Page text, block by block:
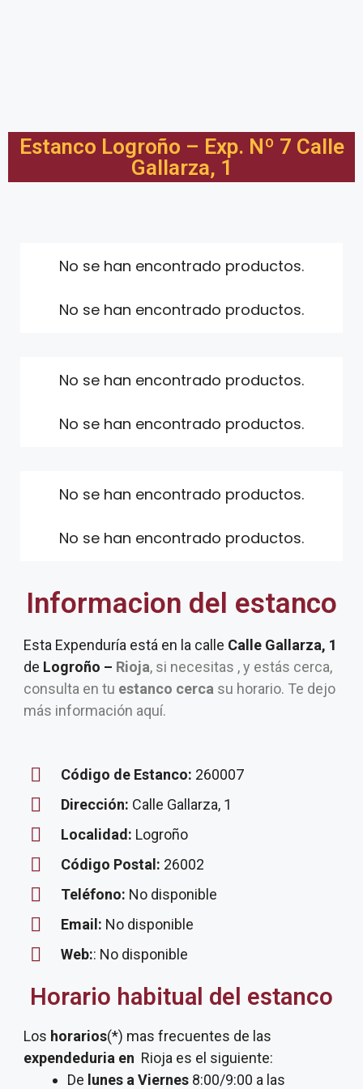
Estanco Logroño – Exp. Nº 7 Calle
Gallarza, 1
No se han encontrado productos.
No se han encontrado productos.
No se han encontrado productos.
No se han encontrado productos.
No se han encontrado productos.
No se han encontrado productos.
Informacion del estanco
Esta Expenduría está en la calle Calle Gallarza, 1
de Logroño – Rioja, si necesitas , y estás cerca,
consulta en tu estanco cerca su horario. Te dejo
más información aquí.
Código de Estanco: 260007
Dirección: Calle Gallarza, 1
Localidad: Logroño
Código Postal: 26002
Teléfono: No disponible
Email: No disponible
Web:: No disponible
Horario habitual del estanco
Los horarios(*) mas frecuentes de las
expendeduria en Rioja es el siguiente:
De lunes a Viernes 8:00/9:00 a las